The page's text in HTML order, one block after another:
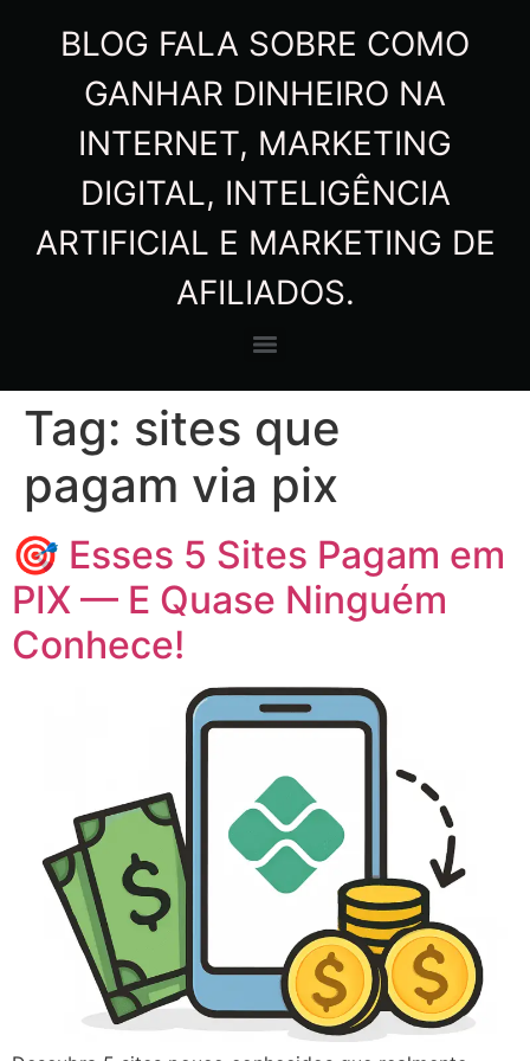
BLOG FALA SOBRE COMO
GANHAR DINHEIRO NA
INTERNET, MARKETING
DIGITAL, INTELIGÊNCIA
ARTIFICIAL E MARKETING DE
AFILIADOS.
Tag: sites que
pagam via pix
🎯 Esses 5 Sites Pagam em
PIX — E Quase Ninguém
Conhece!